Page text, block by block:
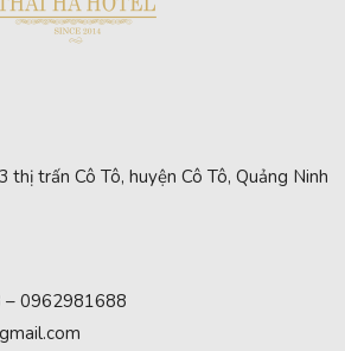
thị trấn Cô Tô, huyện Cô Tô, Quảng Ninh
0962981688